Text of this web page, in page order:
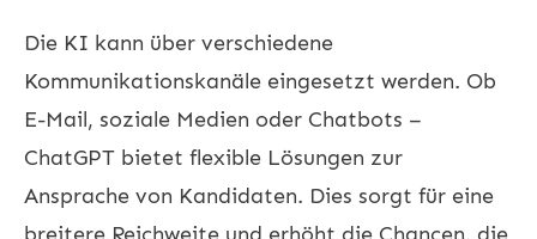
Die KI kann über verschiedene
Kommunikationskanäle eingesetzt werden. Ob
E-Mail, soziale Medien oder Chatbots –
ChatGPT bietet flexible Lösungen zur
Ansprache von Kandidaten. Dies sorgt für eine